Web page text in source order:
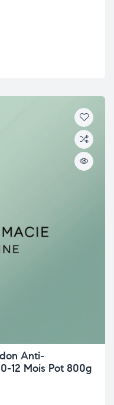
Anti-
12 Mois Pot 800g